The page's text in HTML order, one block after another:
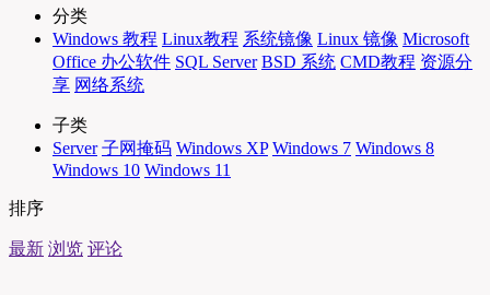
分类
Windows 教程 Linux教程 系统镜像 Linux 镜像 Microsoft
Office 办公软件 SQL Server BSD 系统 CMD教程 资源分
享 网络系统
子类
Server 子网掩码 Windows XP Windows 7 Windows 8
Windows 10 Windows 11
排序
最新 浏览 评论